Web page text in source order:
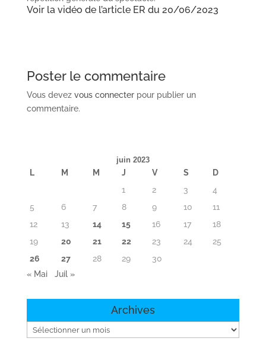
Voir la vidéo de l’article ER du 20/06/2023
Poster le commentaire
Vous devez vous connecterpour publier un
commentaire.
juin 2023
L M M J V S
D
1
2 3
4
5
6 7 8 9 10
11
12
13 14 15 16 17
18
19
20 21 22 23 24
25
26
27 28 29
30
« Mai
Juil »
Archives
Archives